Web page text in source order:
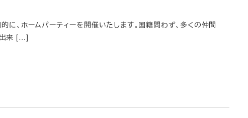
、ホームパーティーを開催いたします。国籍問わず、多くの仲間
出来 […]